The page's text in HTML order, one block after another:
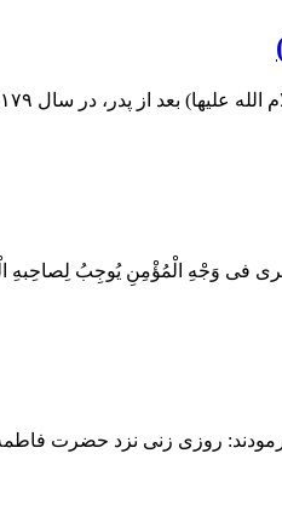
در سال ۱۷۹ تحت کفالت برادرش…
فى وَجْهِ الْمُؤْمِنِ یُوجِبُ
روزى زنى نزد حضرت